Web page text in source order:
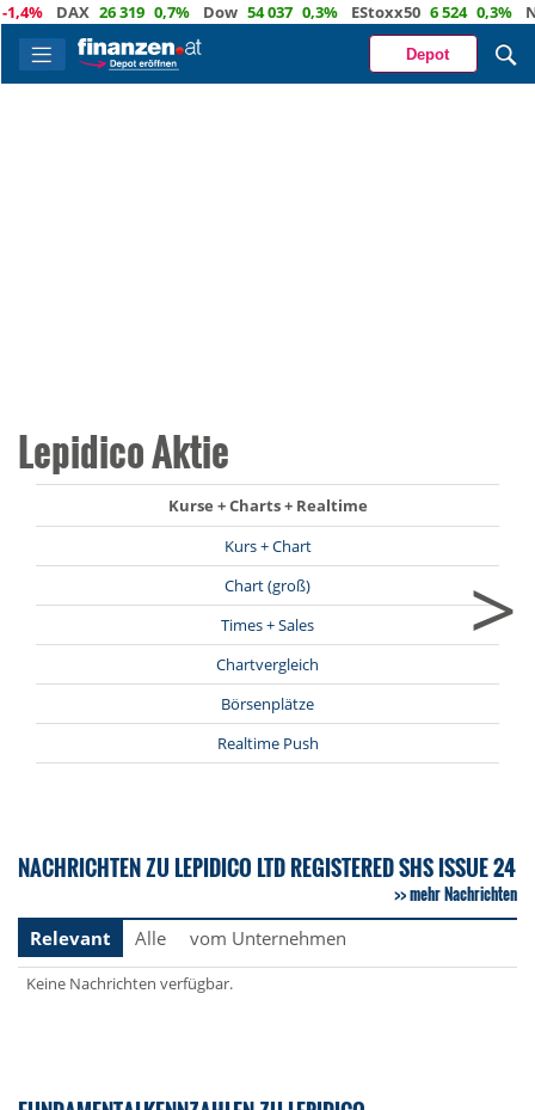
DAX 26 319 0,7% Dow 54 037 0,3% EStoxx50 6 524 0,3%
Depot
Lepidico Aktie
Kurse + Charts + Realtime
Kurs + Chart
Chart (groß)
Times + Sales
Chartvergleich
Börsenplätze
Realtime Push
>
NACHRICHTEN ZU LEPIDICO LTD REGISTERED SHS ISSUE 24
mehr Nachrichten
Relevant
Alle vom Unternehmen
Keine Nachrichten verfügbar.